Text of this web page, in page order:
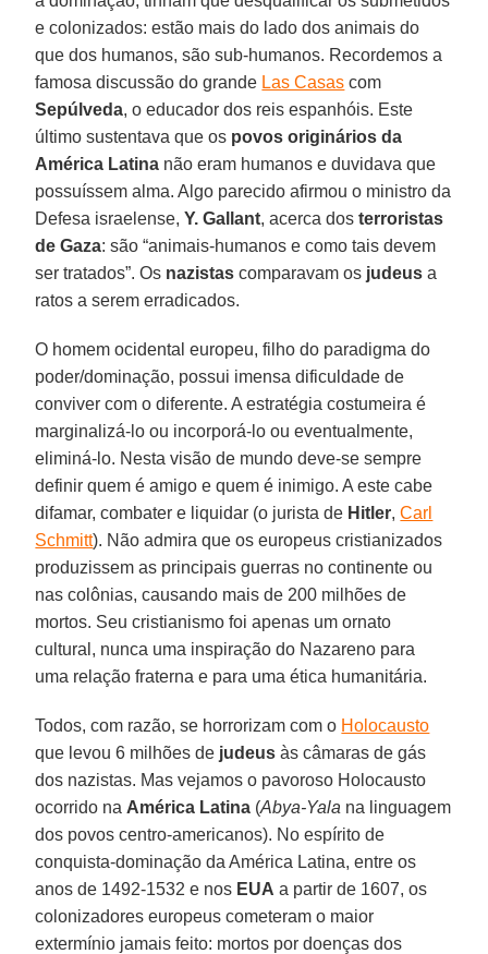
e colonizados: estão mais do lado dos animais do
que dos humanos, são sub-humanos. Recordemos a
famosa discussão do grande Las Casas com
Sepúlveda, o educador dos reis espanhóis. Este
último sustentava que os povos originários da
América Latina não eram humanos e duvidava que
possuíssem alma. Algo parecido afirmou o ministro da
Defesa israelense,Y. Gallant, acerca dosterroristas
de Gaza: são “animais-humanos e como tais devem
ser tratados”. Os nazistas comparavam os judeus a
ratos a serem erradicados.
O homem ocidental europeu, filho do paradigma do
poder/dominação, possui imensa dificuldade de
conviver com o diferente. A estratégia costumeira é
marginalizá-lo ou incorporá-lo ou eventualmente,
eliminá-lo. Nesta visão de mundo deve-se sempre
definir quem é amigo e quem é inimigo. A este cabe
difamar, combater e liquidar (o jurista de Hitler,Carl
Schmitt). Não admira que os europeus cristianizados
produzissem as principais guerras no continente ou
nas colônias, causando mais de 200 milhões de
mortos. Seu cristianismo foi apenas um ornato
cultural, nunca uma inspiração do Nazareno para
uma relação fraterna e para uma ética humanitária.
Todos, com razão, se horrorizam com o Holocausto
que levou 6 milhões de judeus às câmaras de gás
dos nazistas. Mas vejamos o pavoroso Holocausto
ocorrido na América Latina (Abya-Yala na linguagem
dos povos centro-americanos). No espírito de
conquista-dominação da América Latina, entre os
anos de 1492-1532 e nos EUA a partir de 1607, os
colonizadores europeus cometeram o maior
extermínio jamais feito: mortos por doenças dos